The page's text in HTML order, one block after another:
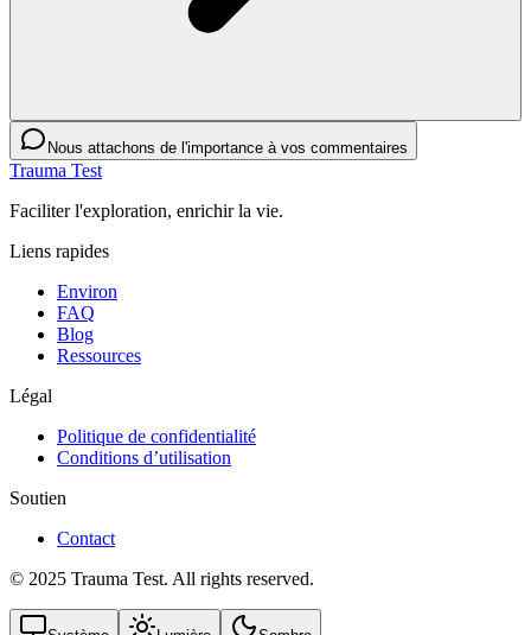
Nous attachons de l'importance à vos commentaires
Trauma Test
Faciliter l'exploration, enrichir la vie.
Liens rapides
Environ
FAQ
Blog
Ressources
Légal
Politique de confidentialité
Conditions d’utilisation
Soutien
Contact
© 2025 Trauma Test. All rights reserved.